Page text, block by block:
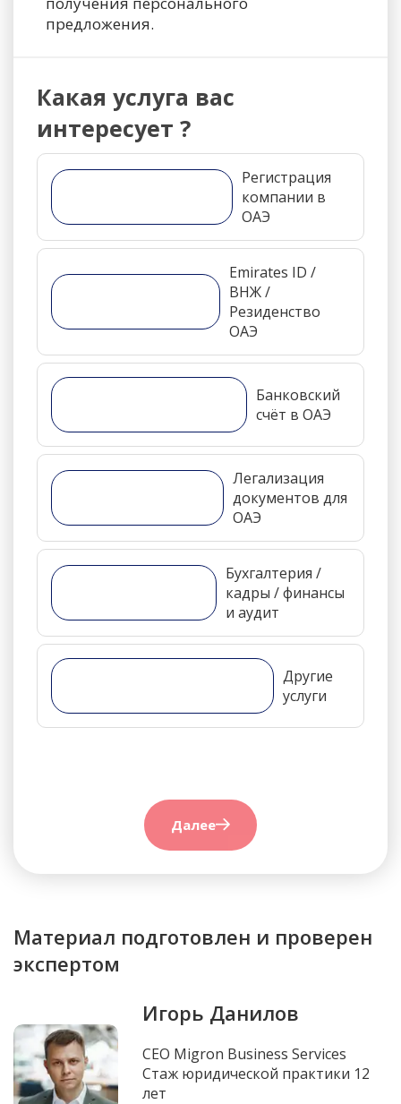
предложения.
Какая услуга вас
интересует ?
Регистрация
компании в
ОАЭ
Emirates ID /
ВНЖ /
Резиденство
ОАЭ
Банковский
счёт в ОАЭ
Легализация
документов для
ОАЭ
Бухгалтерия /
кадры / финансы
и аудит
Другие
услуги
Далее
Материал подготовлен и проверен
экспертом
Игорь Данилов
CEO Migron Business Services
Стаж юридической практики 12
лет